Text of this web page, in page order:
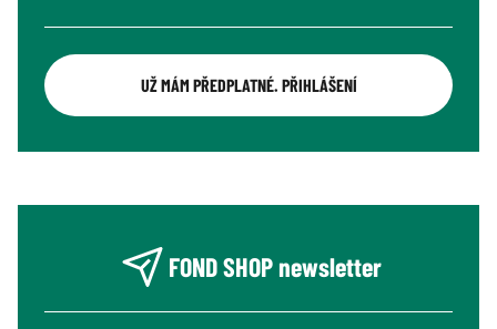
UŽ MÁM PŘEDPLATNÉ. PŘIHLÁŠENÍ
FOND SHOP newsletter